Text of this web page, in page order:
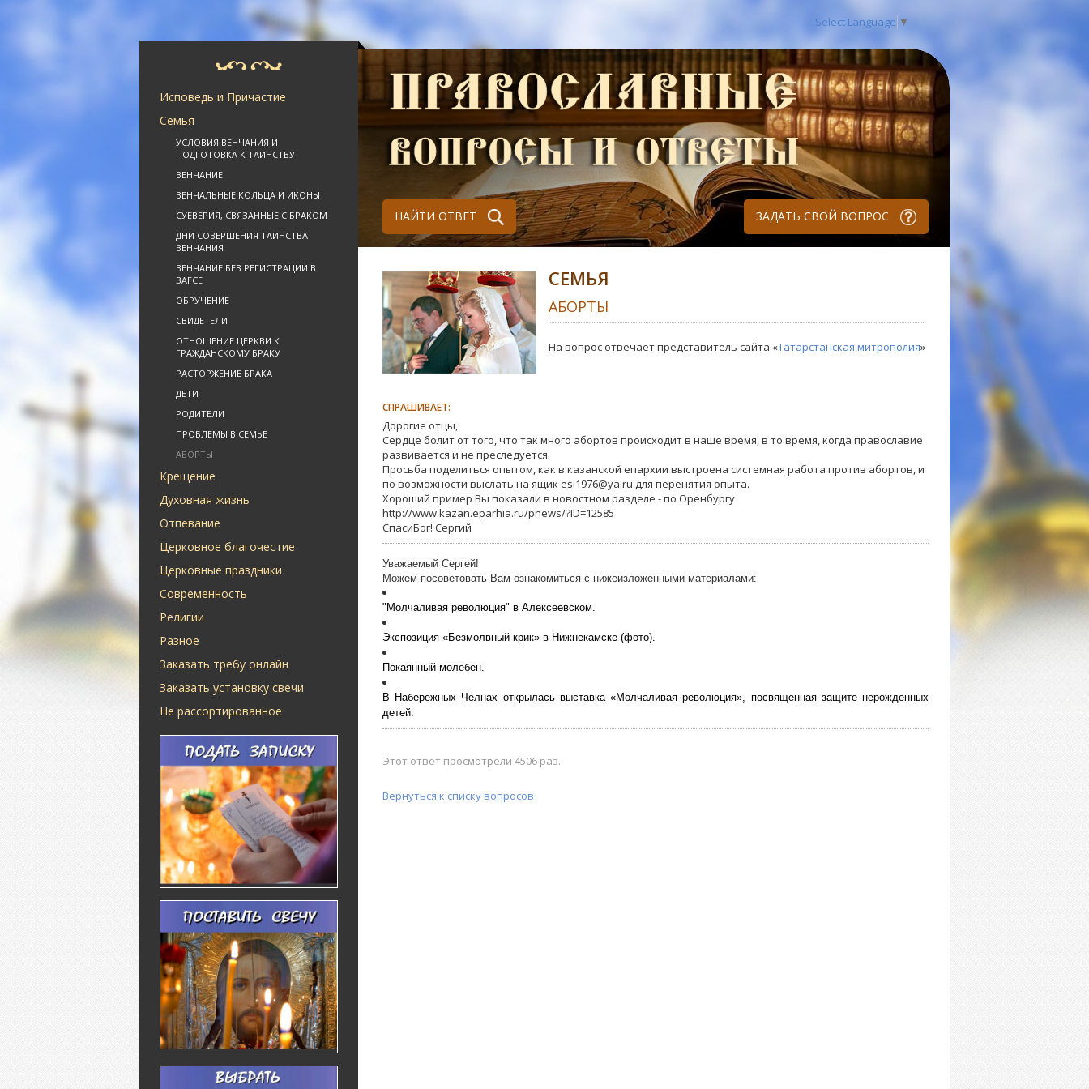
Select Language ▼
Исповедь и Причастие
Семья
УСЛОВИЯ ВЕНЧАНИЯ И
ПОДГОТОВКА К ТАИНСТВУ
ВЕНЧАНИЕ
ВЕНЧАЛЬНЫЕ КОЛЬЦА И ИКОНЫ
СУЕВЕРИЯ, СВЯЗАННЫЕ С БРАКОМ
ДНИ СОВЕРШЕНИЯ ТАИНСТВА
ВЕНЧАНИЯ
ВЕНЧАНИЕ БЕЗ РЕГИСТРАЦИИ В
ЗАГСЕ
ОБРУЧЕНИЕ
СВИДЕТЕЛИ
ОТНОШЕНИЕ ЦЕРКВИ К
ГРАЖДАНСКОМУ БРАКУ
РАСТОРЖЕНИЕ БРАКА
ДЕТИ
РОДИТЕЛИ
ПРОБЛЕМЫ В СЕМЬЕ
АБОРТЫ
Крещение
Духовная жизнь
Отпевание
Церковное благочестие
Церковные праздники
Современность
Религии
Разное
Заказать требу онлайн
Заказать установку свечи
Не рассортированное
НАЙТИ ОТВЕТ ЗАДАТЬ СВОЙ ВОПРОС
СЕМЬЯ
АБОРТЫ
На вопрос отвечает представитель сайта «Татарстанская митрополия»
СПРАШИВАЕТ:
Дорогие отцы,
Сердце болит от того, что так много абортов происходит в наше время, в то время, когда православие
развивается и не преследуется.
Просьба поделиться опытом, как в казанской епархии выстроена системная работа против абортов, и
по возможности выслать на ящик esi1976@ya.ru для перенятия опыта.
Хороший пример Вы показали в новостном разделе - по Оренбургу
http://www.kazan.eparhia.ru/pnews/?ID=12585
СпасиБог! Сергий
Уважаемый Сергей!
Можем посоветовать Вам ознакомиться с нижеизложенными материалами:
"Молчаливая революция" в Алексеевском.
Экспозиция «Безмолвный крик» в Нижнекамске (фото).
Покаянный молебен.
В Набережных Челнах открылась выставка «Молчаливая революция», посвященная защите нерожденных
детей.
Этот ответ просмотрели 4506 раз.
Вернуться к списку вопросов